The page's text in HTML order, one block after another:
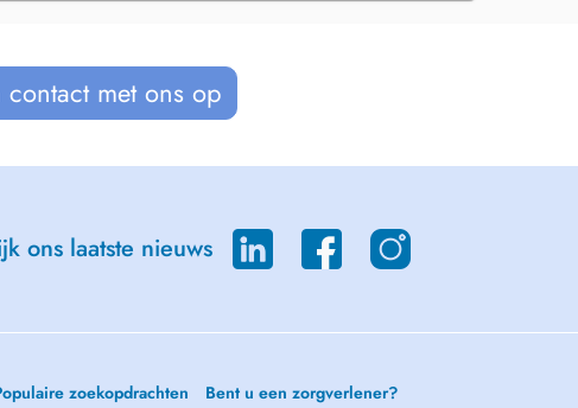
contact met ons op
ons laatste nieuws
zoekopdrachten Bent u een zorgverlener?